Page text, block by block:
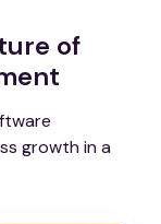
of
growth in a